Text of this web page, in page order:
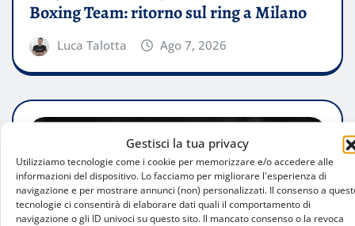
Gestisci la tua privacy
Utilizziamo tecnologie come i cookie per memorizzare e/o accedere alle
informazioni del dispositivo. Lo facciamo per migliorare l'esperienza di
navigazione e per mostrare annunci (non) personalizzati. Il consenso a
tecnologie ci consentirà di elaborare dati quali il comportamento di
navigazione o gli ID univoci su questo sito. Il mancato consenso o la revoca
Boxing Team: ritorno sul ring a Milano
Luca Talotta Ago 7, 2026